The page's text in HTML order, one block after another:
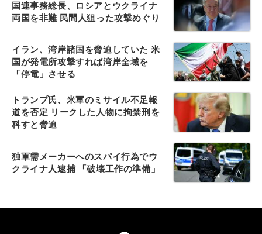
国連事務総長、ロシアとウクライナ
両国を非難 民間人狙った攻撃めぐり
イラン、湾岸諸国を脅迫していた 米
国が発電所攻撃すれば湾岸全域を
「停電」させる
トランプ氏、米軍のミサイル不足報
道を否定 リークした人物に拘禁刑を
科すと脅迫
独軍需メーカーへのスパイ行為でウ
クライナ人逮捕 「破壊工作の準備」